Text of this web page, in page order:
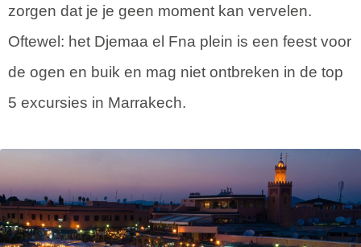
zorgen dat je je geen moment kan vervelen.
Oftewel: het Djemaa el Fna plein is een feest voor
de ogen en buik en mag niet ontbreken in de top
5 excursies in Marrakech.